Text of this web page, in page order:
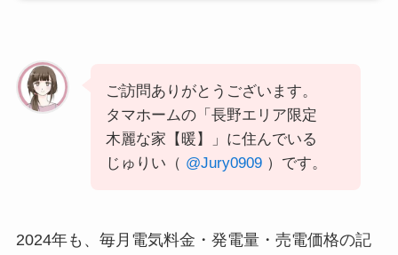
ご訪問ありがとうございます。
タマホームの「長野エリア限定
木麗な家【暖】」に住んでいる
じゅりい（ @Jury0909）です。
2024年も、毎月電気料金・発電量・売電価格の記